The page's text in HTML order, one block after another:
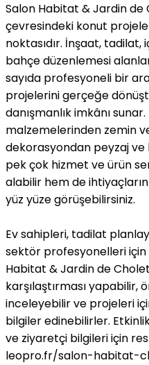
Salon Habitat & Jardin de
çevresindeki konut
noktasıdır. İnşaat, tadilat,
bahçe düzenlemesi
sayıda profesyoneli bir
projelerini gerçeğe
danışmanlık imkânı
malzemelerinden zemin
dekorasyondan peyzaj
pek çok hizmet ve ürün
alabilir hem de
yüz yüze görüşebilirsiniz.
Ev sahipleri, tadilat
sektör profesyonelleri
Habitat & Jardin de
karşılaştırması yapabilir,
inceleyebilir ve projeleri
bilgiler edinebilirler.
ve ziyaretçi bilgileri için
leopro.fr/salon-habitat-